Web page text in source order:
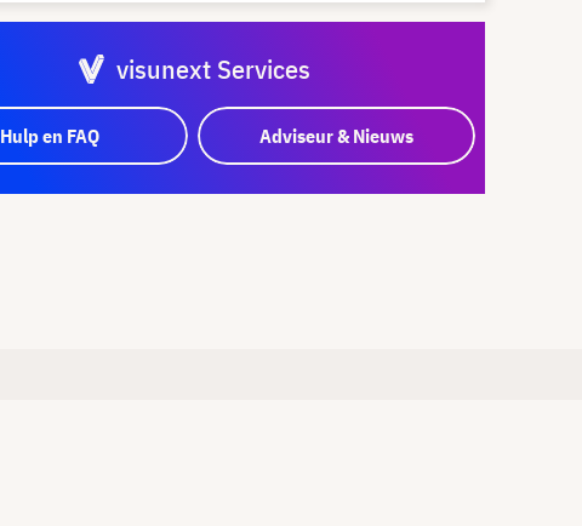
visunext Services
Hulp en FAQ Adviseur & Nieuws